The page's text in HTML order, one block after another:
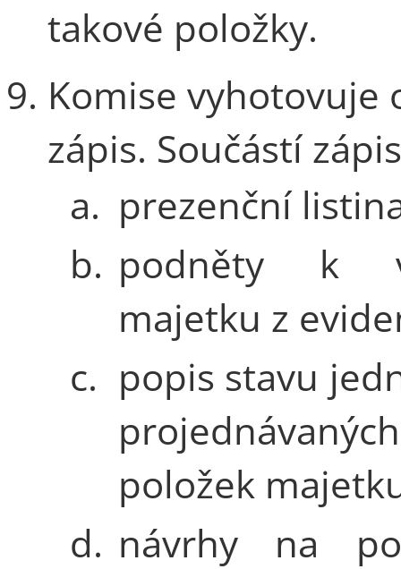
takové položky.
Komise vyhotovuje
zápis. Součástí
a. prezenční
b. podněty k
majetku z
c. popis stavu
projednávaných
položek
d. návrhy na